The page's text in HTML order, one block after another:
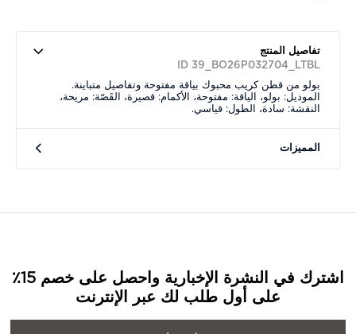
تفاصيل المنتج
ID 39_BO26P032704_LTBL
بولو من قطن كريب محبوك بياقة مفتوحة وتفاصيل متباينة.
الموديل: بولو، الياقة: مفتوحة، الأكمام: قصيرة، القَصّة: مريحة،
النقشة: سادة، الطول: قياسي.
المميزات
اشترك في النشرة الإخبارية واحصل على خصم 15٪
على أول طلب لك عبر الإنترنت